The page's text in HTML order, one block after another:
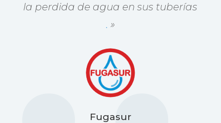
la perdida de agua en sus tuberías
. »
Fugasur